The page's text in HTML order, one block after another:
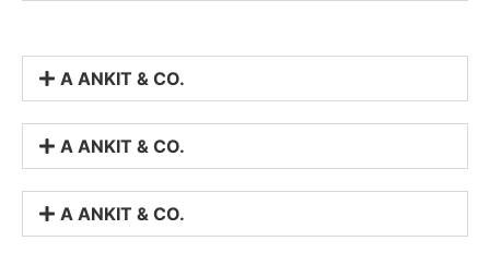
A ANKIT & CO.
A ANKIT & CO.
A ANKIT & CO.